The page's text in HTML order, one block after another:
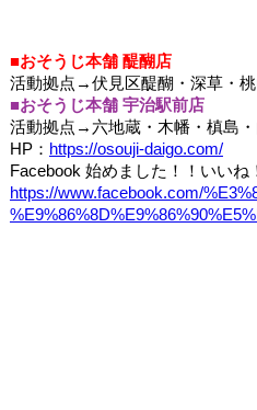
■おそうじ本舗 醍醐店
活動拠点 →伏見区醍醐・深草・
■おそうじ本舗 宇治駅前店
活動拠点 →六地蔵・木幡・槙島・
HP： https://osouji-daigo.com/
Facebook 始めました！！いいね
https://www.facebook.com/